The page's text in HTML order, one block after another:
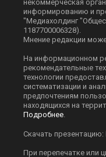
некоммерческая
информированию и
"Медиахолдинг
1187700006328).
Мнение редакции
На информационном
рекомендательные
технологии
систематизации и
предпочтениям
находящихся на
Подробнее
Скачать презентацию:
При перепечатке или